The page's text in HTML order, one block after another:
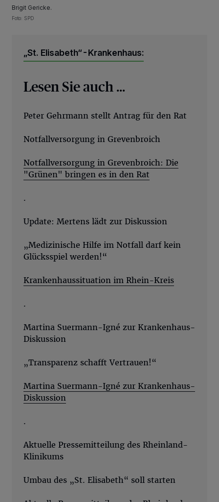
Brigit Gericke.
Foto: SPD
„St. Elisabeth“-Krankenhaus:
Lesen Sie auch ...
Peter Gehrmann stellt Antrag für den Rat
Notfallversorgung in Grevenbroich
Notfallversorgung in Grevenbroich: Die
"Grünen" bringen es in den Rat
.
Update: Mertens lädt zur Diskussion
„Medizinische Hilfe im Notfall darf kein
Glücksspiel werden!“
Krankenhaussituation im Rhein-Kreis
.
Martina Suermann-Igné zur Krankenhaus-
Diskussion
„Transparenz schafft Vertrauen!“
Martina Suermann-Igné zur Krankenhaus-
Diskussion
.
Aktuelle Pressemitteilung des Rheinland-
Klinikums
Umbau des „St. Elisabeth“ soll starten